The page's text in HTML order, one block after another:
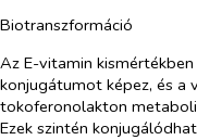
Biotranszformáció
Az E-vitamin
konjugátumot képez, és a
tokoferonolakton
Ezek szintén